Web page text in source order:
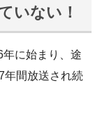
いない！
年に始まり、途
年間放送され続